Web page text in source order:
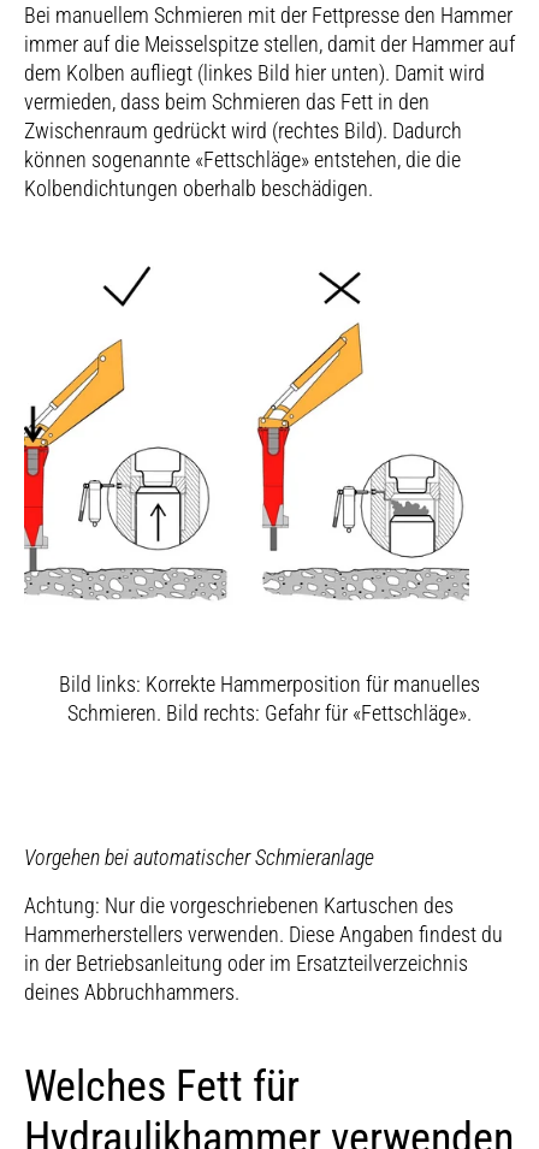
Bei manuellem Schmieren mit der Fettpresse den Hammer
immer auf die Meisselspitze stellen, damit der Hammer auf
dem Kolben aufliegt (linkes Bild hier unten). Damit wird
vermieden, dass beim Schmieren das Fett in den
Zwischenraum gedrückt wird (rechtes Bild). Dadurch
können sogenannte «Fettschläge» entstehen, die die
Kolbendichtungen oberhalb beschädigen.
Bild links: Korrekte Hammerposition für manuelles
Schmieren. Bild rechts: Gefahr für «Fettschläge».
Vorgehen bei automatischer Schmieranlage
Achtung: Nur die vorgeschriebenen Kartuschen des
Hammerherstellers verwenden. Diese Angaben findest du
in der Betriebsanleitung oder im Ersatzteilverzeichnis
deines Abbruchhammers.
Welches Fett für
Hydraulikhammer verwenden